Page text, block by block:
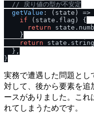
// 戻り値の型が不安定
getValue : ( state ) =>
if (state. flag ) {
return state.
    }
return state.
  },
実務で遭遇した問題と
対して、後から要素を追
ースがありました。これ
れてしまうためです。